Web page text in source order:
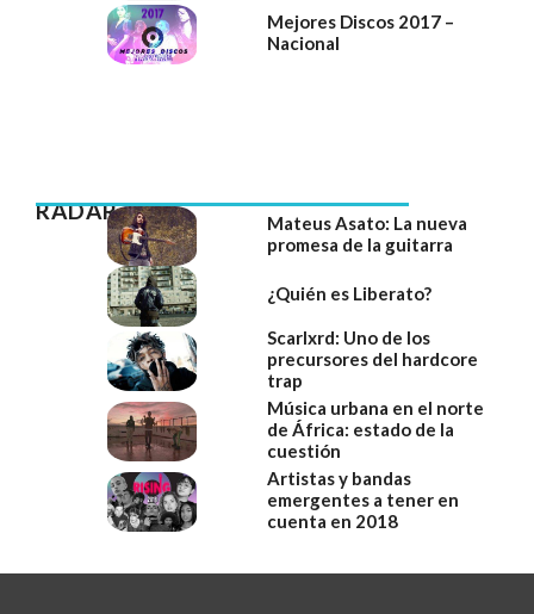
Mejores Discos 2017 –
Nacional
RADAR
Mateus Asato: La nueva
promesa de la guitarra
¿Quién es Liberato?
Scarlxrd: Uno de los
precursores del hardcore
trap
Música urbana en el norte
de África: estado de la
cuestión
Artistas y bandas
emergentes a tener en
cuenta en 2018